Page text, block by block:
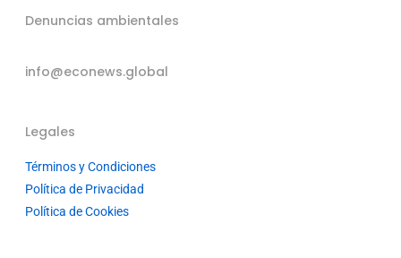
Denuncias ambientales
info@econews.global
Legales
Términos y Condiciones
Política de Privacidad
Política de Cookies